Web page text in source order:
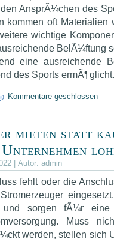
AnsprÃ¼chen des
kommen oft
wichtige
BelÃ¼ftung
eine ausreichende
des Sports
Kommentare geschlossen
mieten statt
| Autor: admin
fehlt oder die
und sorgen fÃ¼r eine
Muss
werden, stellen sich